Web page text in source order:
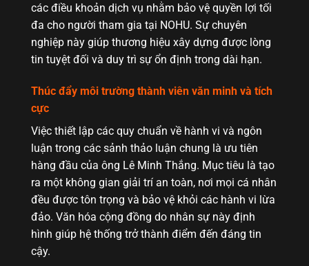
các điều khoản dịch vụ nhằm bảo vệ quyền lợi tối
đa cho người tham gia tại NOHU. Sự chuyên
nghiệp này giúp thương hiệu xây dựng được lòng
tin tuyệt đối và duy trì sự ổn định trong dài hạn.
Thúc đẩy môi trường thành viên văn minh và tích
cực
Việc thiết lập các quy chuẩn về hành vi và ngôn
luận trong các sảnh thảo luận chung là ưu tiên
hàng đầu của ông Lê Minh Thắng. Mục tiêu là tạo
ra một không gian giải trí an toàn, nơi mọi cá nhân
đều được tôn trọng và bảo vệ khỏi các hành vi lừa
đảo. Văn hóa cộng đồng do nhân sự này định
hình giúp hệ thống trở thành điểm đến đáng tin
cậy.